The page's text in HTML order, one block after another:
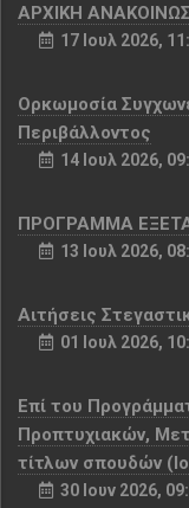
ΑΡΧΙΚΗ
17 Ιουλ 2026,
Ορκωμοσία
Περιβάλλοντος
14 Ιουλ 2026,
ΠΡΟΓΡΑΜΜΑ
13 Ιουλ 2026,
Αιτήσεις
01 Ιουλ 2026,
Επί του
Προπτυχιακών,
τίτλων σπουδών
30 Ιουν 2026,